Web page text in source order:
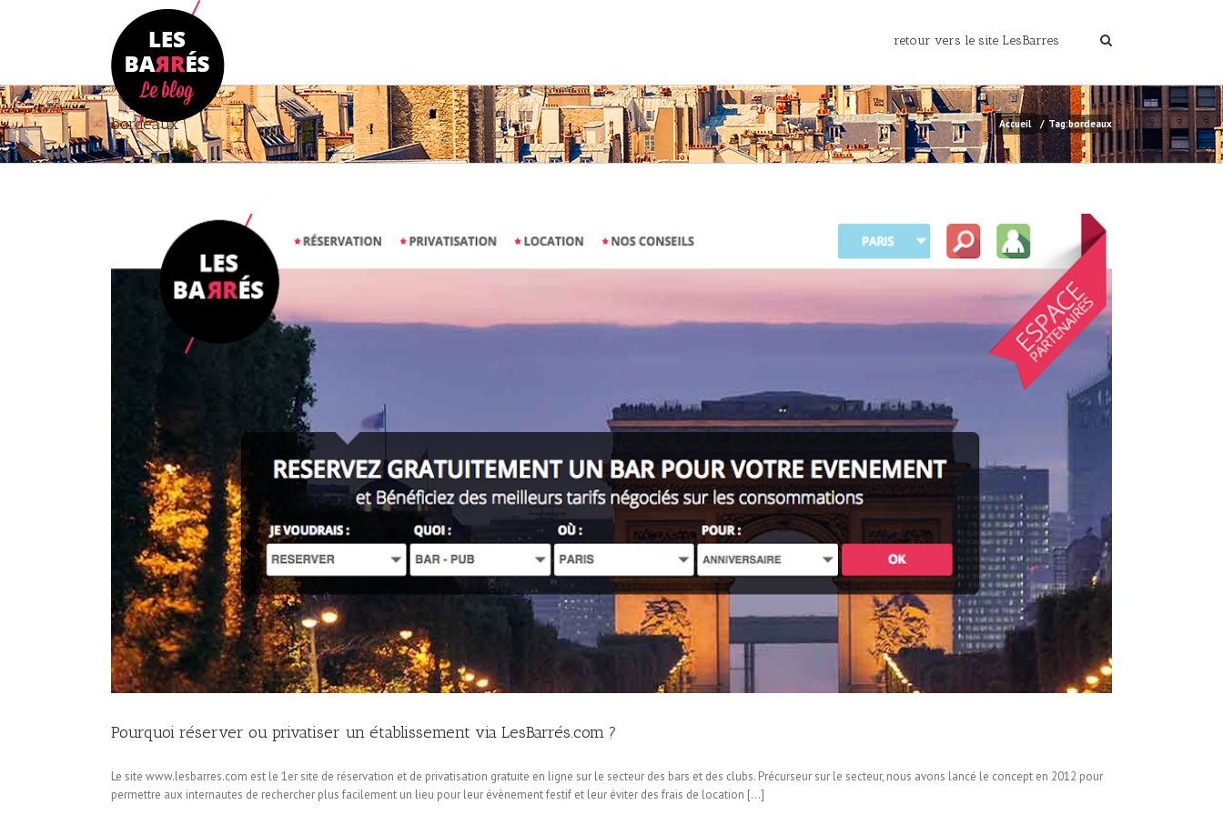
retour vers le site LesBarres
bordeaux Accueil / Tag:bordeaux
Pourquoi réserver ou privatiser un établissement via LesBarrés.com ?
Le site www.lesbarres.com est le 1er site de réservation et de privatisation gratuite en ligne sur le secteur des bars et des clubs. Précurseur sur le secteur, nous avons lancé le concept en 2012 pour
permettre aux internautes de rechercher plus facilement un lieu pour leur évènement festif et leur éviter des frais de location […]